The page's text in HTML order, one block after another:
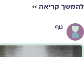
להמשך קריאה ››
גוף